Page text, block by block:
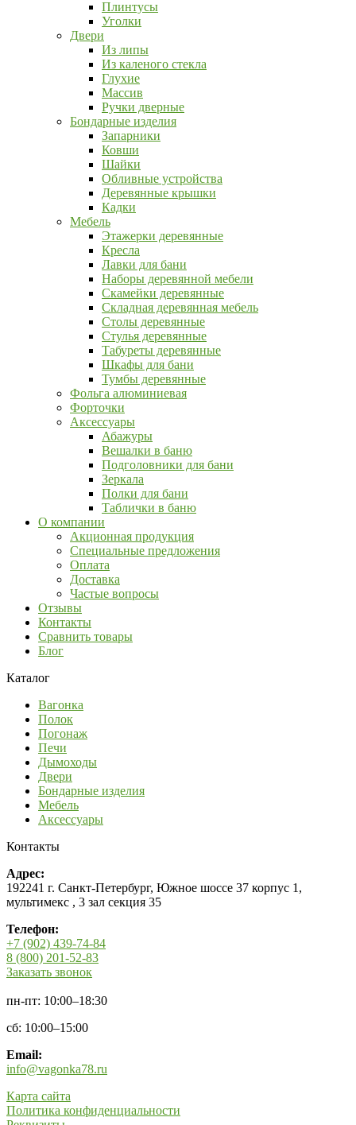
Плинтусы
Уголки
Двери
Из липы
Из каленого стекла
Глухие
Массив
Ручки дверные
Бондарные изделия
Запарники
Ковши
Шайки
Обливные устройства
Деревянные крышки
Кадки
Мебель
Этажерки деревянные
Кресла
Лавки для бани
Наборы деревянной мебели
Скамейки деревянные
Складная деревянная мебель
Столы деревянные
Стулья деревянные
Табуреты деревянные
Шкафы для бани
Тумбы деревянные
Фольга алюминиевая
Форточки
Аксессуары
Абажуры
Вешалки в баню
Подголовники для бани
Зеркала
Полки для бани
Таблички в баню
О компании
Акционная продукция
Специальные предложения
Оплата
Доставка
Частые вопросы
Отзывы
Контакты
Сравнить товары
Блог
Каталог
Вагонка
Полок
Погонаж
Печи
Дымоходы
Двери
Бондарные изделия
Мебель
Аксессуары
Контакты
Адрес:
192241 г. Санкт-Петербург, Южное шоссе 37 корпус 1,
мультимекс , 3 зал секция 35
Телефон:
+7 (902) 439-74-84
8 (800) 201-52-83
Заказать звонок
пн-пт: 10:00–18:30
сб: 10:00–15:00
Email:
info@vagonka78.ru
Карта сайта
Политика конфиденциальности